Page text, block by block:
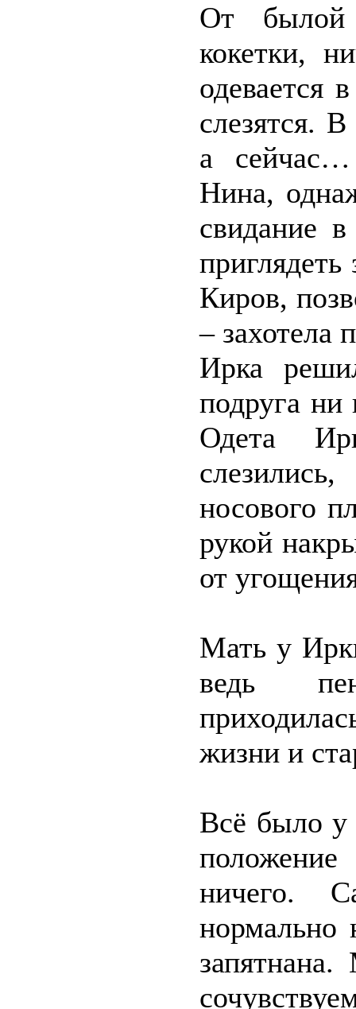
От
кокетки,
одевается
слезятся.
а сейчас…
Нина,
свидание
Киров,
– захотела
Ирка
подруга ни
Одета
носового
рукой
от
Мать у
ведь
жизни и
Всё было у
ничего.
нормально